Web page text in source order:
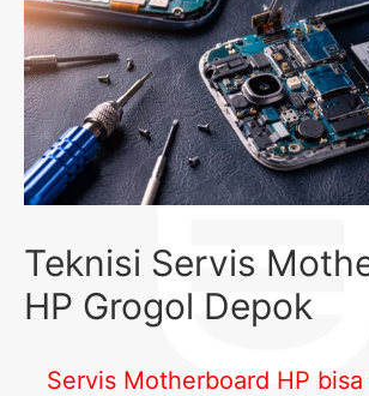
Teknisi Servis
HP Grogol Depok
Servis Motherboard HP